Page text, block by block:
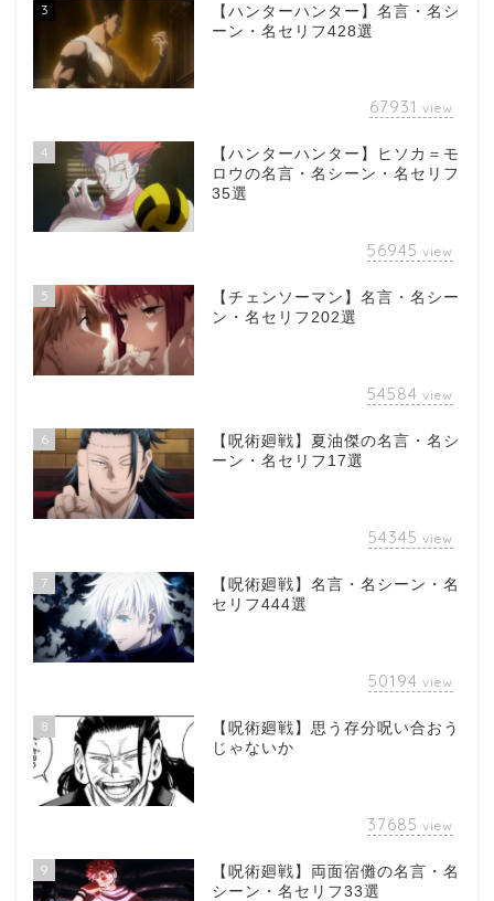
3
【ハンターハンター】名言・名シ
ーン・名セリフ428選
67931 view
4
【ハンターハンター】ヒソカ＝モ
ロウの名言・名シーン・名セリフ
35選
56945 view
5
【チェンソーマン】名言・名シー
ン・名セリフ202選
54584 view
6
【呪術廻戦】夏油傑の名言・名シ
ーン・名セリフ17選
54345 view
7
【呪術廻戦】名言・名シーン・名
セリフ444選
50194 view
8
【呪術廻戦】思う存分呪い合おう
じゃないか
37685 view
9
【呪術廻戦】両面宿儺の名言・名
シーン・名セリフ33選